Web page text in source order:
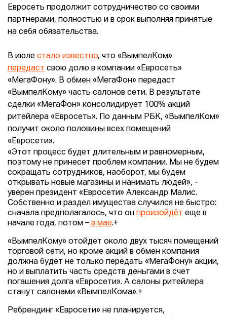
Евросеть продолжит сотрудничество со своими
партнерами, полностью и в срок выполняя принятые
на себя обязательства.
В июле стало известно, что «ВымпелКом»
передаст свою долю в компании «Евросеть»
«МегаФону». В обмен «МегаФон» передаст
«ВымпелКому» часть салонов сети. В результате
сделки «МегаФон» консолидирует 100% акций
ритейлера «Евросеть». По данным РБК, «ВымпелКом»
получит около половины всех помещений
«Евросети».
«Этот процесс будет длительным и равномерным,
поэтому не принесет проблем компании. Мы не будем
сокращать сотрудников, наоборот, мы будем
открывать новые магазины и нанимать людей», -
уверен президент «Евросети» Александр Малис.
Собственно и раздел имущества случился не быстро:
сначала предполагалось, что он произойдёт еще в
начале года, потом – в мае.+
«ВымпелКому» отойдет около двух тысяч помещений
торговой сети, но кроме акций в обмен компания
должна будет не только передать «МегаФону» акции,
но и выплатить часть средств деньгами в счет
погашения долга «Евросети». А салоны ритейлера
станут салонами «ВымпелКома».+
Ребрендинг «Евросети» не планируется,